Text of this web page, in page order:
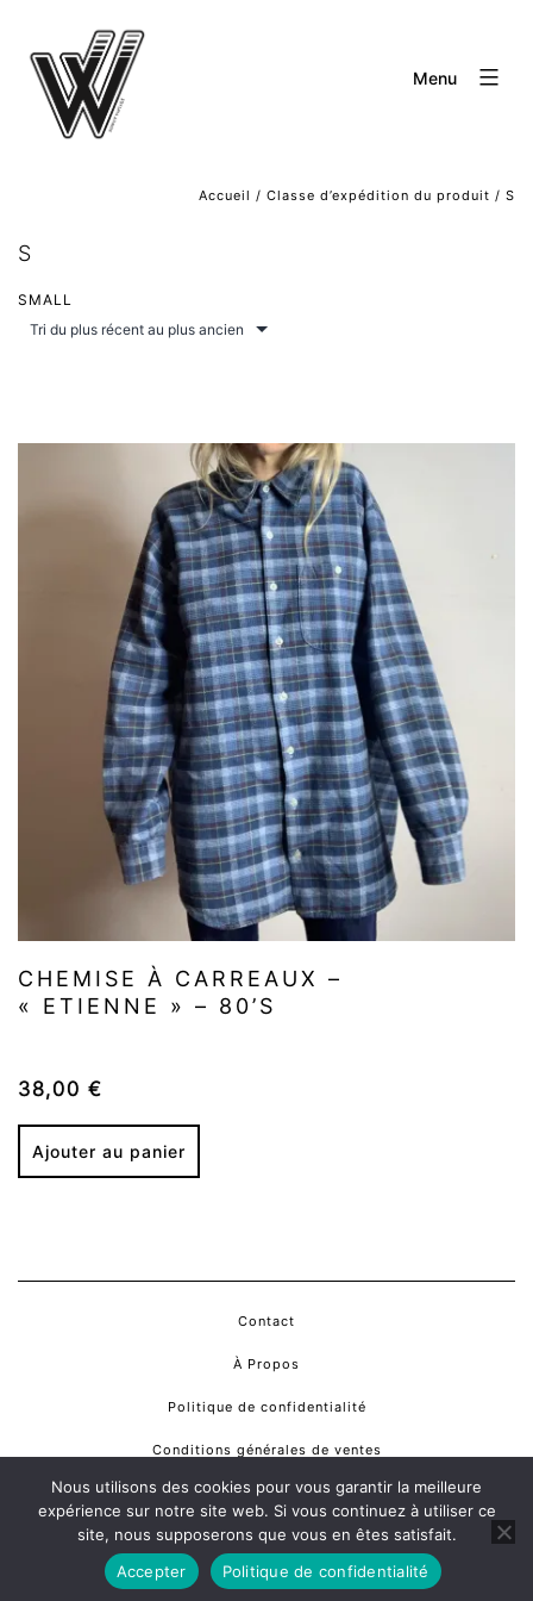
au
contenu
Menu
Accueil / Classe d’expédition du produit / S
S
SMALL
CHEMISE À CARREAUX –
« ETIENNE » – 80’S
38,00 €
Ajouter au panier
Copyright © 2026Rowdy Vintage. All rights reserved.
Contact
À Propos
Politique de confidentialité
Conditions générales de ventes
Nous utilisons des cookies pour vous garantir la meilleure
expérience sur notre site web. Si vous continuez à utiliser ce
site, nous supposerons que vous en êtes satisfait.
Accepter
Politique de confidentialité